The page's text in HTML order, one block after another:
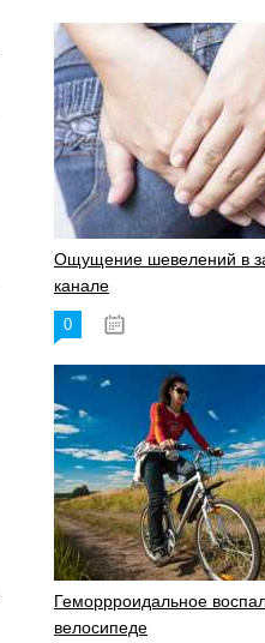
Ощущение шевелений в
канале
0
Геморрроидальное
велосипеде